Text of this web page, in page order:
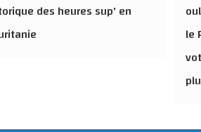
des heures sup' en
le